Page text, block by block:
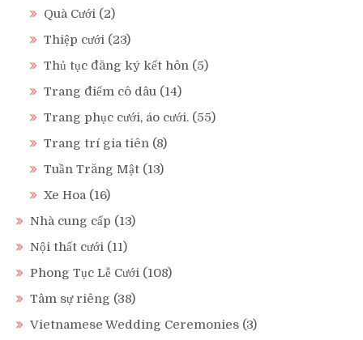
Quà Cưới (2)
Thiệp cưới (23)
Thủ tục đăng ký kết hôn (5)
Trang điểm cô dâu (14)
Trang phục cưới, áo cưới. (55)
Trang trí gia tiên (8)
Tuần Trăng Mật (13)
Xe Hoa (16)
Nhà cung cấp (13)
Nội thất cưới (11)
Phong Tục Lễ Cưới (108)
Tâm sự riêng (38)
Vietnamese Wedding Ceremonies (3)